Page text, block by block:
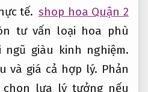
tế. shop hoa Quận 2
tư vấn loại hoa phù
ngũ giàu kinh nghiệm.
và giá cả hợp lý. Phản
lựa lý tưởng nếu